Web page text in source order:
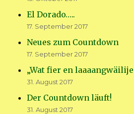
El Dorado…..
17. September 2017
Neues zum Countdown
17. September 2017
„Wat fier en laaaangwäilije
31. August 2017
Der Countdown läuft!
31. August 2017